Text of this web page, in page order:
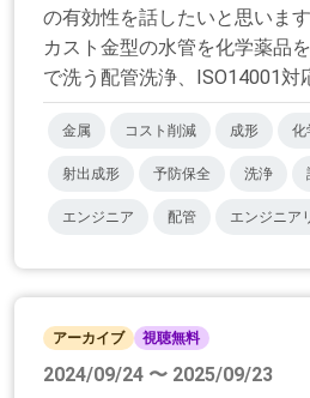
の有効性を話したいと思いま
カスト金型の水管を化学薬品
で洗う配管洗浄、ISO14001対
金属 コスト削減 成形 化
射出成形 予防保全 洗浄
エンジニア 配管 エンジニア
アーカイブ 視聴無料
2024/09/24 〜 2025/09/23